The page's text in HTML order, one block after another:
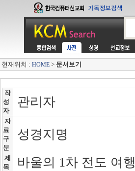
현재위치 : HOME > 문서보기
작
성
자
관리자
자
료
구
분
성경지명
제
목
바울의 1차 전도 여행